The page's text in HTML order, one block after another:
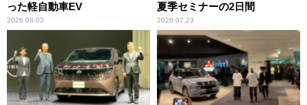
った軽自動車EV
2026.08.03
夏季セミナーの2日間
2026.07.23